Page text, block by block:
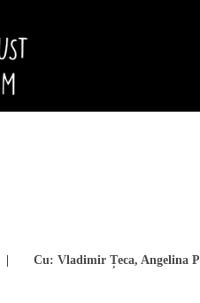
| Cu: Vladimir Țeca,